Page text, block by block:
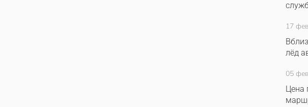
17
лёд
05
Цена